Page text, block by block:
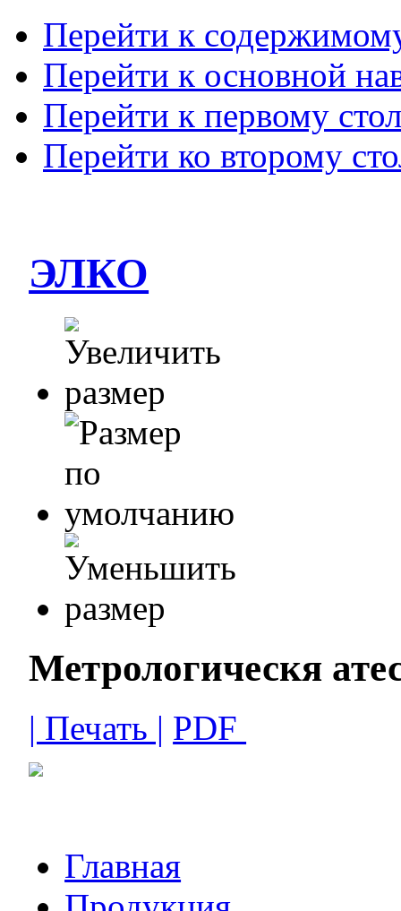
Перейти к
Перейти к основной
Перейти к первому
Перейти ко второму
ЭЛКО
Метрологическя
| Печать | PDF
Главная